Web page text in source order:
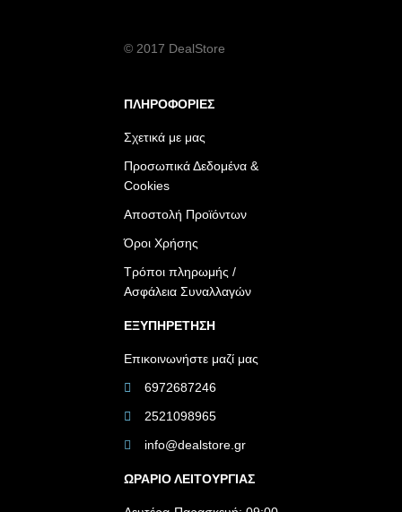
© 2017 DealStore
ΠΛΗΡΟΦΟΡΙΕΣ
Σχετικά με μας
Προσωπικά Δεδομένα &
Cookies
Αποστολή Προϊόντων
Όροι Χρήσης
Τρόποι πληρωμής /
Ασφάλεια Συναλλαγών
ΕΞΥΠΗΡΕΤΗΣΗ
Επικοινωνήστε μαζί μας
6972687246
2521098965
info@dealstore.gr
ΩΡΑΡΙΟ ΛΕΙΤΟΥΡΓΙΑΣ​